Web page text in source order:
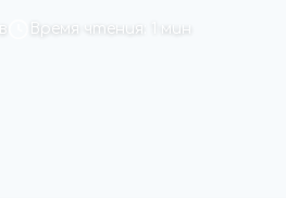
Время чтения: 1 мин